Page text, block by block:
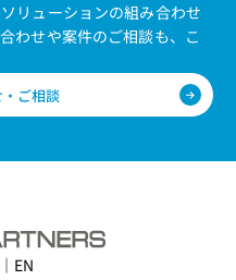
リューションの組み合わせ
わせや案件のご相談も、こ
ご相談
EN